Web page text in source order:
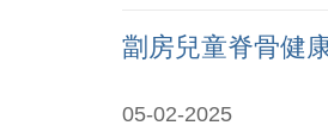
劏房兒童脊骨健
05-02-2025